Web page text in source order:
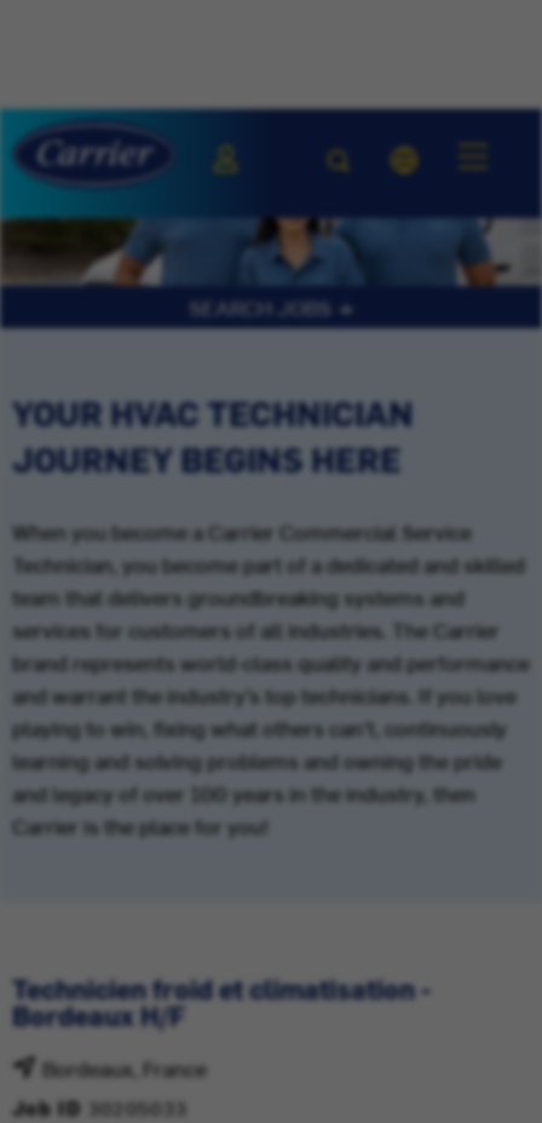
SEARCH JOBS
YOUR HVAC TECHNICIAN
JOURNEY BEGINS HERE
When you become a Carrier Commercial Service
Technician, you become part of a dedicated and skilled
team that delivers groundbreaking systems and
services for customers of all industries. The Carrier
brand represents world-class quality and performance
and warrant the industry’s top technicians. If you love
playing to win, fixing what others can’t, continuously
learning and solving problems and owning the pride
and legacy of over 100 years in the industry, then
Carrier is the place for you!
Technicien froid et climatisation -
Bordeaux H/F
Bordeaux, France
Job ID 30205033